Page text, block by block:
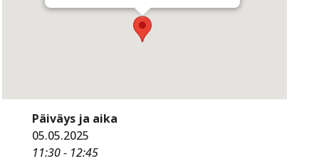
Päiväys ja aika
05.05.2025
11:30 - 12:45